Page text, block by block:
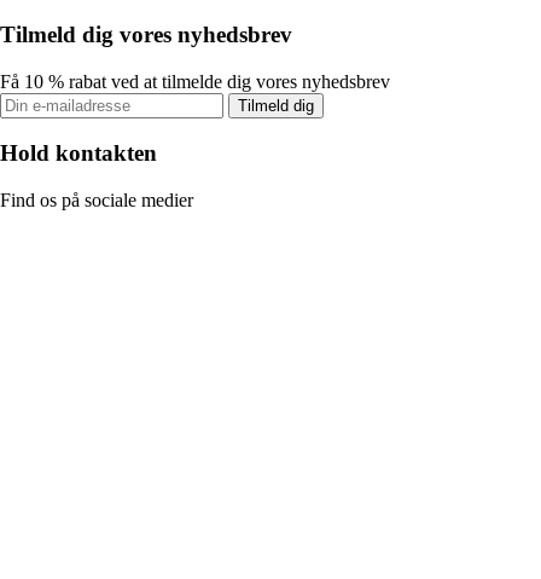
Tilmeld dig vores nyhedsbrev
Få 10 % rabat ved at tilmelde dig vores nyhedsbrev
Tilmeld dig
Hold kontakten
Find os på sociale medier